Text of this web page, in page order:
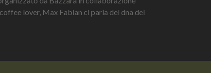
lover, Max Fabian ci parla del dna del